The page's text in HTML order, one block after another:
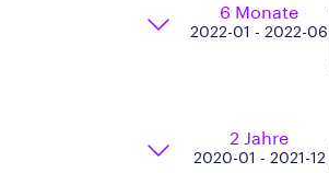
6 Monate
2022-01 - 2022-06
2 Jahre
2020-01 - 2021-12